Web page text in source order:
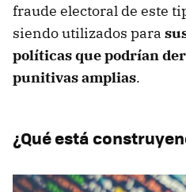
fraude electoral de este
siendo utilizados para
políticas que podrían
punitivas amplias.
¿Qué está